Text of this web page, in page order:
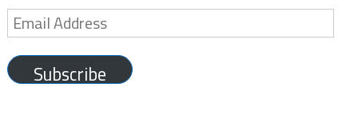
Email
Address
Subscribe